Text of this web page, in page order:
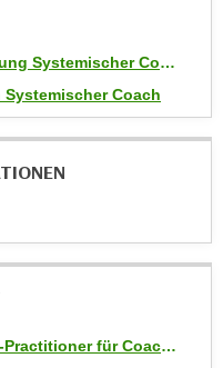
0720 Informationsveranstaltung Systemischer Coach
Coach
0724 Zusatzausbildung NLP-Practitioner für Coaches